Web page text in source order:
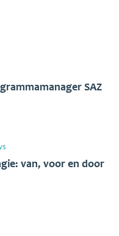
SAZ
van, voor en door